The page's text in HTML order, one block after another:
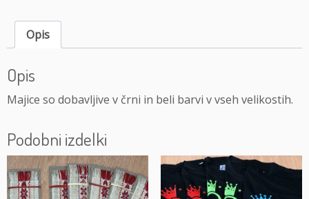
Opis
Opis
Majice so dobavljive v črni in beli barvi v vseh velikostih.
Podobni izdelki